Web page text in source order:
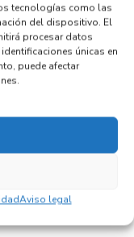
tecnologías como las
del dispositivo. El
procesar datos
únicas en
puede afectar
Aviso legal
DERECHA